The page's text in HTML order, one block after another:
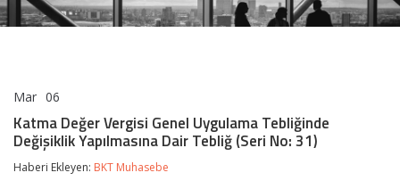
Mar 06
Vergisi
Genel
Tebliğinde
Katma Değer Vergisi Genel Uygulama Tebliğinde
Değişiklik Yapılmasına Dair Tebliğ (Seri No: 31)
Haberi Ekleyen: BKT Muhasebe